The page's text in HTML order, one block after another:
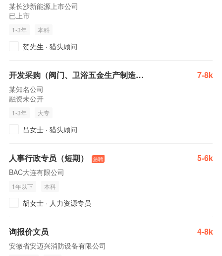
某长沙新能源上市公司
已上市
1-3年 本科
贺先生 · 猎头顾问
开发采购（阀门、卫浴五金生产制造、流体控制设备制造业） 7-8k
某知名公司
融资未公开
1-3年 大专
吕女士 · 猎头顾问
人事行政专员（短期） 急聘 5-6k
BAC大连有限公司
1年以下 本科
胡女士 · 人力资源专员
询报价文员 4-8k
安徽省安迈兴消防设备有限公司
登录获取更匹配职位